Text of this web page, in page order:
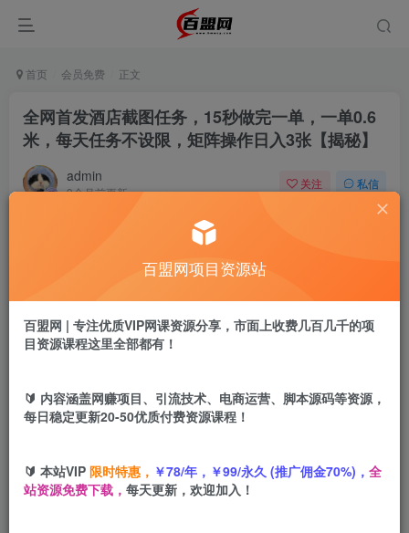
首页 会员免费 正文
全网首发酒店截图任务，15秒做完一单，一单0.6
米，每天任务不设限，矩阵操作日入3张【揭秘】
admin
9个月前更新
关注 私信
盟币 9.9
立即购买
全网首发酒店截图任务，15秒做完一单，一单0.6米，每天任
百盟网项目资源站
百盟网 | 专注优质VIP网课资源分享，市面上收费几百几千的项
目资源课程这里全部都有！
🔰 内容涵盖网赚项目、引流技术、电商运营、脚本源码等资源，
每日稳定更新20-50优质付费资源课程！
🔰 本站VIP 限时特惠， ￥78/年，￥99/永久 (推广佣金70%)， 全
站资源免费下载， 每天更新，欢迎加入！